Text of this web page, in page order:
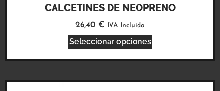
CALCETINES DE NEOPRENO
26,40 € IVA Incluido
Seleccionar opciones